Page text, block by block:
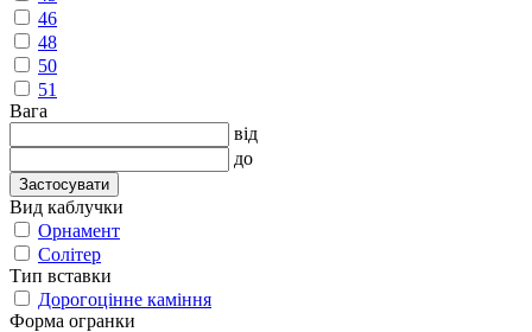
46
48
50
51
Вага
від
до
Застосувати
Вид каблучки
Орнамент
Солітер
Тип вставки
Дорогоцінне каміння
Форма огранки